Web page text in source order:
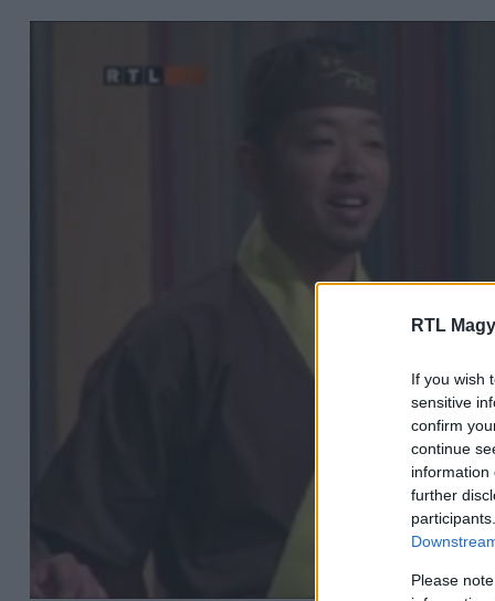
RTL
If you wish
sensitive
confirm
continue
information
further
Please